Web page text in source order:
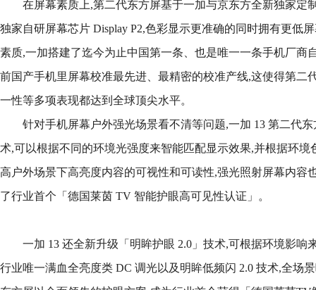
在屏幕素质上,第二代东方屏基于一加与京东方全新独家定
独家自研屏幕芯片 Display P2,色彩显示更准确的同时拥有更低
素质,一加搭建了迄今为止中国第一条、也是唯一一条手机厂商
前国产手机里屏幕校准最先进、最精密的校准产线,这使得第二
一性等多项表现都达到全球顶尖水平。
针对手机屏幕户外强光场景看不清等问题,一加 13 第二代
术,可以根据不同的环境光强度来智能匹配显示效果,并根据环境
高户外场景下高亮度内容的可视性和可读性,强光照射屏幕内容
了行业首个「德国莱茵 TV 智能护眼高可见性认证」。
一加 13 还全新升级「明眸护眼 2.0」技术,可根据环境影响
行业唯一满血全亮度类 DC 调光以及明眸低频闪 2.0 技术,全场